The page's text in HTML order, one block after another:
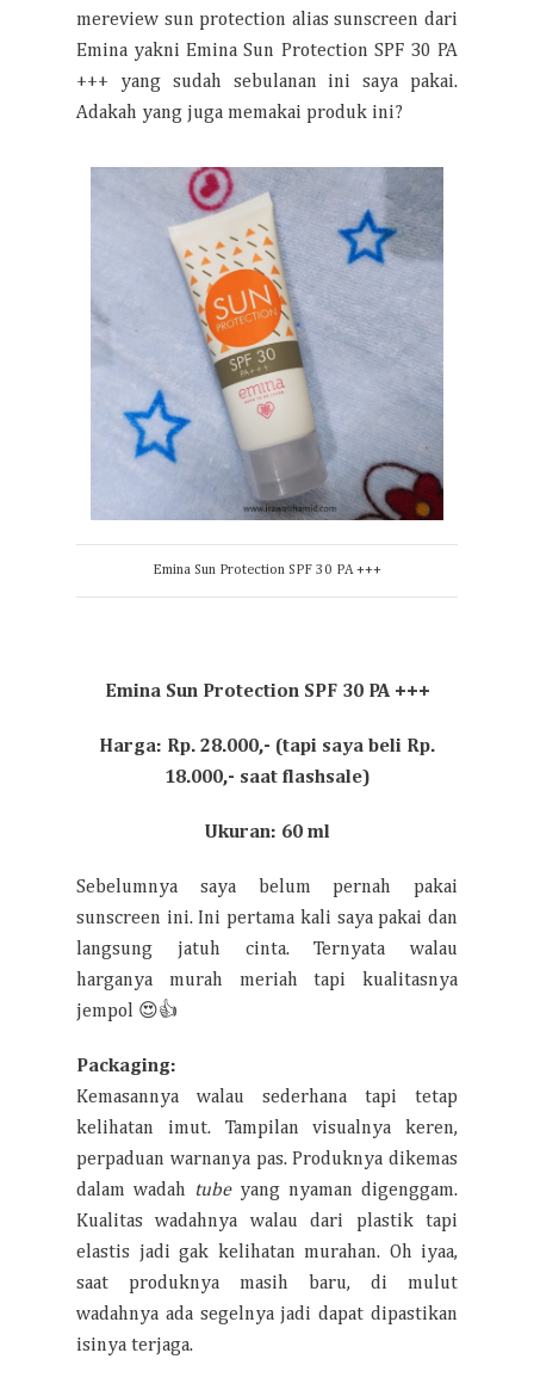
mereview sun protection alias sunscreen dari
Emina yakni Emina Sun Protection SPF 30 PA
+++ yang sudah sebulanan ini saya pakai.
Adakah yang juga memakai produk ini?
Emina Sun Protection SPF 30 PA +++
Emina Sun Protection SPF 30 PA +++
Harga: Rp. 28.000,- (tapi saya beli Rp.
18.000,- saat flashsale)
Ukuran: 60 ml
Sebelumnya saya belum pernah pakai
sunscreen ini. Ini pertama kali saya pakai dan
langsung jatuh cinta. Ternyata walau
harganya murah meriah tapi kualitasnya
jempol 😍👍
Packaging:
Kemasannya walau sederhana tapi tetap
kelihatan imut. Tampilan visualnya keren,
perpaduan warnanya pas. Produknya dikemas
dalam wadah
tubeyang nyaman digenggam.
Kualitas wadahnya walau dari plastik tapi
elastis jadi gak kelihatan murahan. Oh iyaa,
saat produknya masih baru, di mulut
wadahnya ada segelnya jadi dapat dipastikan
isinya terjaga.